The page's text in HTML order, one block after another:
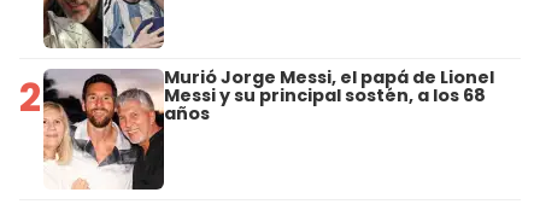
2 Murió Jorge Messi, el papá de Lionel
Messi y su principal sostén, a los 68
años